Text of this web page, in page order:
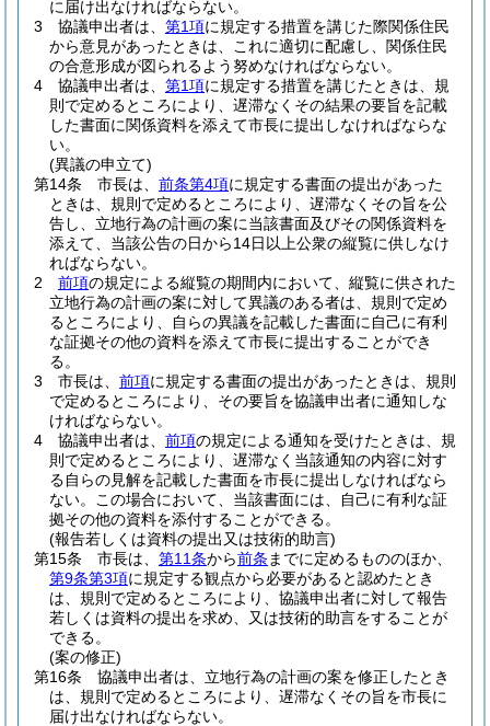
に届け出なければならない。
3
協議申出者は、 第1項に規定する措置を講じた際関係住民
から意見があったときは、これに適切に配慮し、関係住民
の合意形成が図られるよう努めなければならない。
4
協議申出者は、 第1項に規定する措置を講じたときは、規
則で定めるところにより、遅滞なくその結果の要旨を記載
した書面に関係資料を添えて市長に提出しなければならな
い。
(異議の申立て)
第14条
市長は、 前条第4項に規定する書面の提出があった
ときは、規則で定めるところにより、遅滞なくその旨を公
告し、立地行為の計画の案に当該書面及びその関係資料を
添えて、当該公告の日から14日以上公衆の縦覧に供しなけ
ればならない。
2
前項の規定による縦覧の期間内において、縦覧に供された
立地行為の計画の案に対して異議のある者は、規則で定め
るところにより、自らの異議を記載した書面に自己に有利
な証拠その他の資料を添えて市長に提出することができ
る。
3
市長は、 前項に規定する書面の提出があったときは、規則
で定めるところにより、その要旨を協議申出者に通知しな
ければならない。
4
協議申出者は、 前項の規定による通知を受けたときは、規
則で定めるところにより、遅滞なく当該通知の内容に対す
る自らの見解を記載した書面を市長に提出しなければなら
ない。
この場合において、当該書面には、自己に有利な証
拠その他の資料を添付することができる。
(報告若しくは資料の提出又は技術的助言)
第15条
市長は、 第11条から前条 までに定めるもののほか、
第9条第3項に規定する観点から必要があると認めたとき
は、規則で定めるところにより、協議申出者に対して報告
若しくは資料の提出を求め、又は技術的助言をすることが
できる。
(案の修正)
第16条
協議申出者は、立地行為の計画の案を修正したとき
は、規則で定めるところにより、遅滞なくその旨を市長に
届け出なければならない。